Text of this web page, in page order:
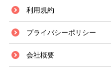
利用規約
プライバシーポリシー
会社概要